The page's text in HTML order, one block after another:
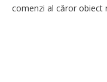
comenzi al căror obiect